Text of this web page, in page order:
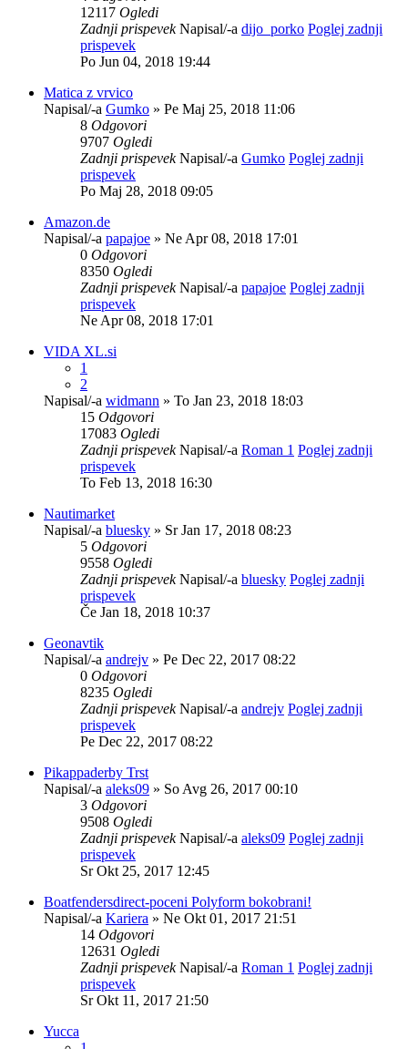
12117 Ogledi
Zadnji prispevekNapisal/-a dijo_porko Poglej zadnji
prispevek
Po Jun 04, 2018 19:44
Matica z vrvico
Napisal/-a Gumko » Pe Maj 25, 2018 11:06
8 Odgovori
9707 Ogledi
Zadnji prispevekNapisal/-a Gumko Poglej zadnji
prispevek
Po Maj 28, 2018 09:05
Amazon.de
Napisal/-a papajoe » Ne Apr 08, 2018 17:01
0 Odgovori
8350 Ogledi
Zadnji prispevekNapisal/-a papajoe Poglej zadnji
prispevek
Ne Apr 08, 2018 17:01
VIDA XL.si
1
2
Napisal/-a widmann » To Jan 23, 2018 18:03
15 Odgovori
17083 Ogledi
Zadnji prispevekNapisal/-a Roman 1 Poglej zadnji
prispevek
To Feb 13, 2018 16:30
Nautimarket
Napisal/-a bluesky » Sr Jan 17, 2018 08:23
5 Odgovori
9558 Ogledi
Zadnji prispevekNapisal/-a bluesky Poglej zadnji
prispevek
Če Jan 18, 2018 10:37
Geonavtik
Napisal/-a andrejv » Pe Dec 22, 2017 08:22
0 Odgovori
8235 Ogledi
Zadnji prispevekNapisal/-a andrejv Poglej zadnji
prispevek
Pe Dec 22, 2017 08:22
Pikappaderby Trst
Napisal/-a aleks09 » So Avg 26, 2017 00:10
3 Odgovori
9508 Ogledi
Zadnji prispevekNapisal/-a aleks09 Poglej zadnji
prispevek
Sr Okt 25, 2017 12:45
Boatfendersdirect-poceni Polyform bokobrani!
Napisal/-a Kariera » Ne Okt 01, 2017 21:51
14 Odgovori
12631 Ogledi
Zadnji prispevekNapisal/-a Roman 1 Poglej zadnji
prispevek
Sr Okt 11, 2017 21:50
Yucca